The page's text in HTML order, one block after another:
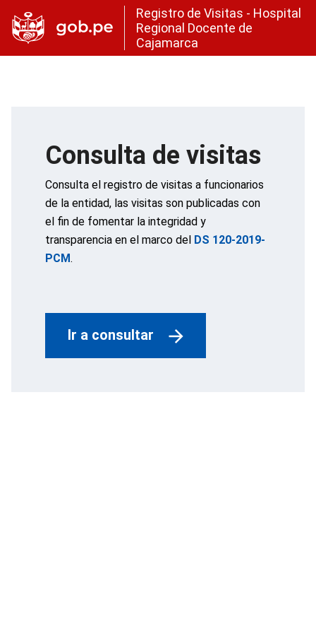
Registro de Visitas - Hospital
Regional Docente de
Cajamarca
Consulta de visitas
Consulta el registro de visitas a funcionarios
de la entidad, las visitas son publicadas con
el fin de fomentar la integridad y
transparencia en el marco del DS 120-2019-
PCM.
Ir a consultar